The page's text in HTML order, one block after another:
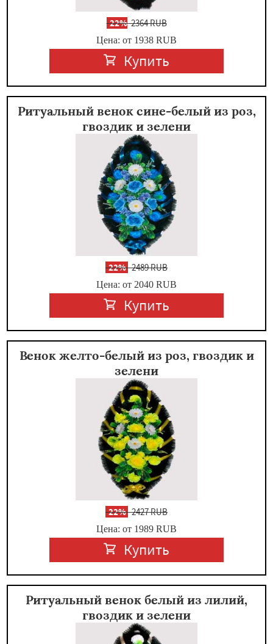
-22%2364 RUB
Цена: от 1938 RUB
Купить
Ритуальный венок сине-белый из роз,
гвоздик и зелени
-22%2489 RUB
Цена: от 2040 RUB
Купить
Венок желто-белый из роз, гвоздик и
зелени
-22%2427 RUB
Цена: от 1989 RUB
Купить
Ритуальный венок белый из лилий,
гвоздик и зелени